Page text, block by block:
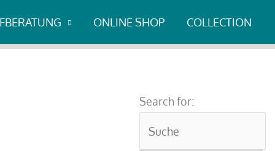
ONLINE SHOP COLLECTION
Search for: